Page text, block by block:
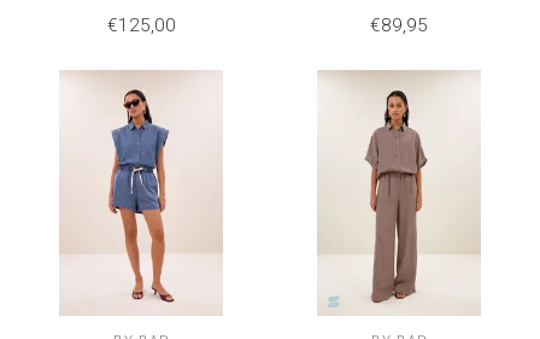
€125,00
€89,95